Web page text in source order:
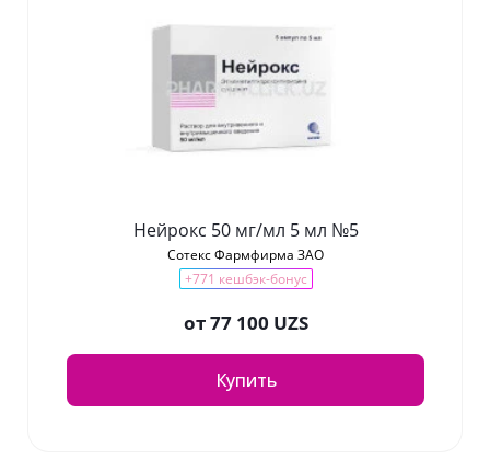
Нейрокс 50 мг/мл 5 мл №5
Сотекс Фармфирма ЗАО
+771 кешбэк-бонус
от77 100 UZS
Купить